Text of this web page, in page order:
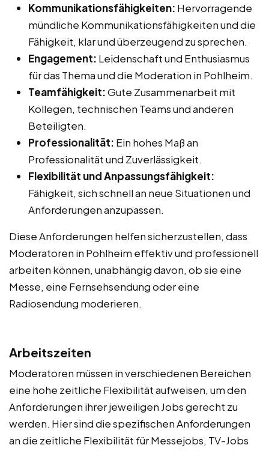
Kommunikationsfähigkeiten: Hervorragende
mündliche Kommunikationsfähigkeiten und die
Fähigkeit, klar und überzeugend zu sprechen.
Engagement: Leidenschaft und Enthusiasmus
für das Thema und die Moderation in Pohlheim.
Teamfähigkeit:Gute Zusammenarbeit mit
Kollegen, technischen Teams und anderen
Beteiligten.
Professionalität: Ein hohes Maß an
Professionalität und Zuverlässigkeit.
Flexibilität und Anpassungsfähigkeit:
Fähigkeit, sich schnell an neue Situationen und
Anforderungen anzupassen.
Diese Anforderungen helfen sicherzustellen, dass
Moderatoren in Pohlheim effektiv und professionell
arbeiten können, unabhängig davon, ob sie eine
Messe, eine Fernsehsendung oder eine
Radiosendung moderieren.
Arbeitszeiten
Moderatoren müssen in verschiedenen Bereichen
eine hohe zeitliche Flexibilität aufweisen, um den
Anforderungen ihrer jeweiligen Jobs gerecht zu
werden. Hier sind die spezifischen Anforderungen
an die zeitliche Flexibilität für Messejobs, TV-Jobs